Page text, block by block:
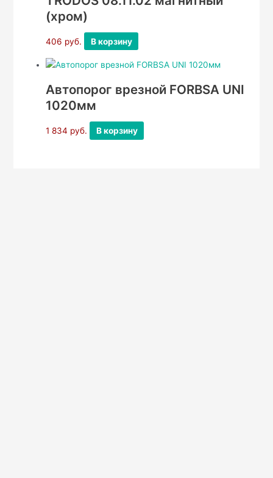
(хром)
406 руб. В корзину
Автопорог врезной FORBSA UNI
1020мм
1 834 руб. В корзину